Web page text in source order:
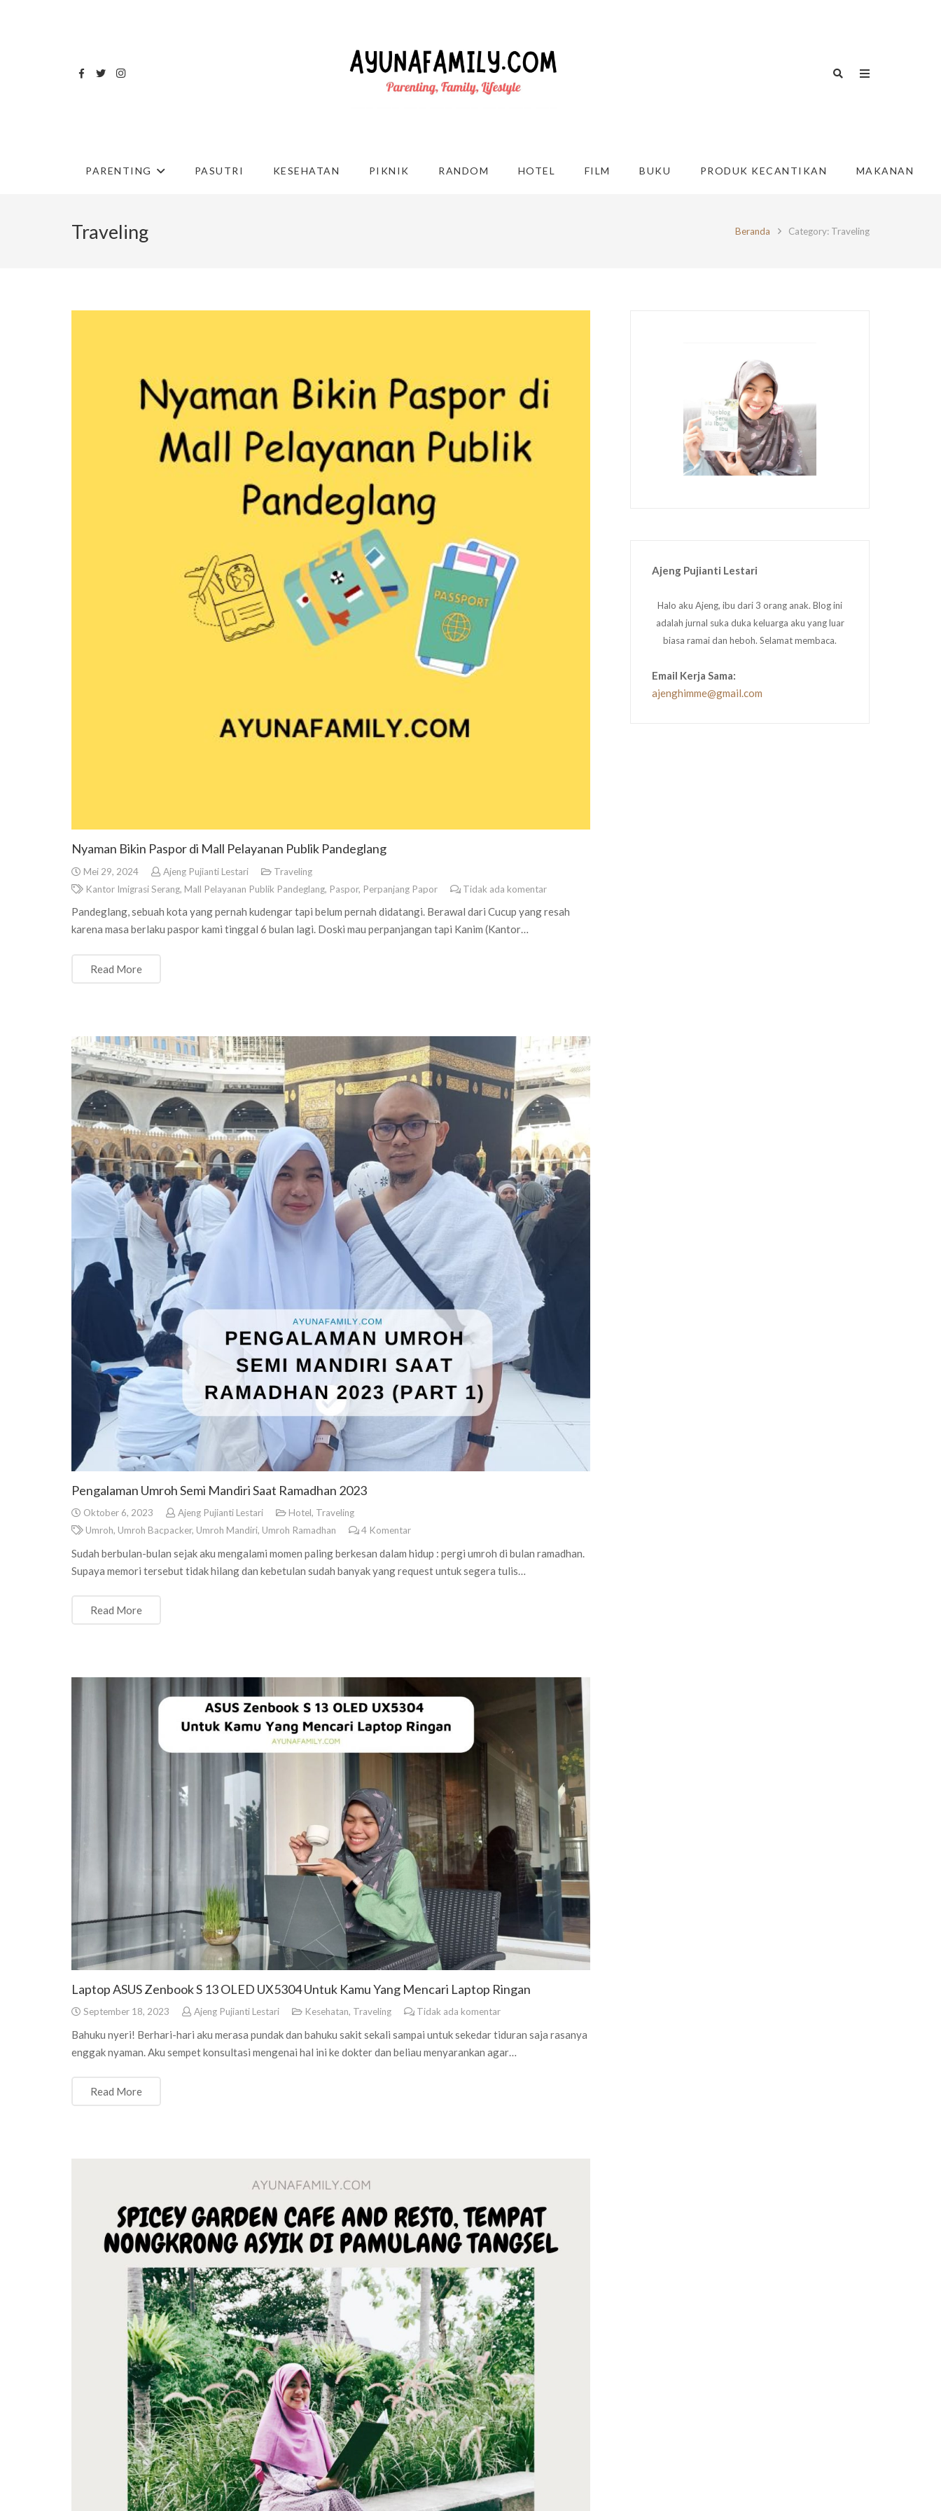
PARENTING PASUTRI KESEHATAN PIKNIK RANDOM HOTEL FILM BUKU PRODUK KECANTIKAN MAKANAN
Traveling Beranda Category: Traveling
Nyaman Bikin Paspor di Mall Pelayanan Publik Pandeglang
Mei 29, 2024 Ajeng Pujianti Lestari
Traveling
Kantor Imigrasi Serang, Mall Pelayanan Publik Pandeglang, Paspor, Perpanjang Papor Tidak ada komentar
Pandeglang, sebuah kota yang pernah kudengar tapi belum pernah didatangi. Berawal dari Cucup yang resah
karena masa berlaku paspor kami tinggal 6 bulan lagi. Doski mau perpanjangan tapi Kanim (Kantor…
Read More
Pengalaman Umroh Semi Mandiri Saat Ramadhan 2023
Oktober 6, 2023 Ajeng Pujianti Lestari Hotel, Traveling
Umroh, Umroh Bacpacker, Umroh Mandiri, Umroh Ramadhan 4 Komentar
Sudah berbulan-bulan sejak aku mengalami momen paling berkesan dalam hidup : pergi umroh di bulan ramadhan.
Supaya memori tersebut tidak hilang dan kebetulan sudah banyak yang request untuk segera tulis…
Read More
Laptop ASUS Zenbook S 13 OLED UX5304 Untuk Kamu Yang Mencari Laptop Ringan
September 18, 2023 Ajeng Pujianti Lestari Kesehatan, Traveling Tidak ada komentar
Bahuku nyeri! Berhari-hari aku merasa pundak dan bahuku sakit sekali sampai untuk sekedar tiduran saja rasanya
enggak nyaman. Aku sempet konsultasi mengenai hal ini ke dokter dan beliau menyarankan agar…
Read More
Ajeng Pujianti Lestari
Halo aku Ajeng, ibu dari 3 orang anak. Blog ini
adalah jurnal suka duka keluarga aku yang luar
biasa ramai dan heboh. Selamat membaca.
Email Kerja Sama:
ajenghimme@gmail.com